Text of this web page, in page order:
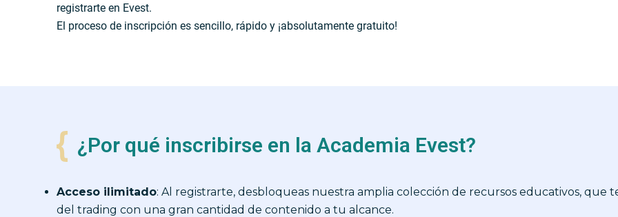
registrarte en Evest.
El proceso de inscripción es sencillo, rápido y ¡absolutamente gratuito!
¿Por qué inscribirse en la Academia Evest?
Acceso ilimitado: Al registrarte, desbloqueas nuestra amplia colección de recursos educativos,
del trading con una gran cantidad de contenido a tu alcance.